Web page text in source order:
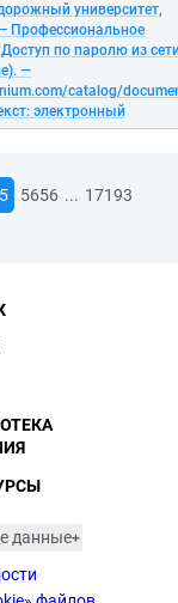
университет,
Профессиональное
по паролю из
—
catalog/
электронный
5656 ... 17193
данные